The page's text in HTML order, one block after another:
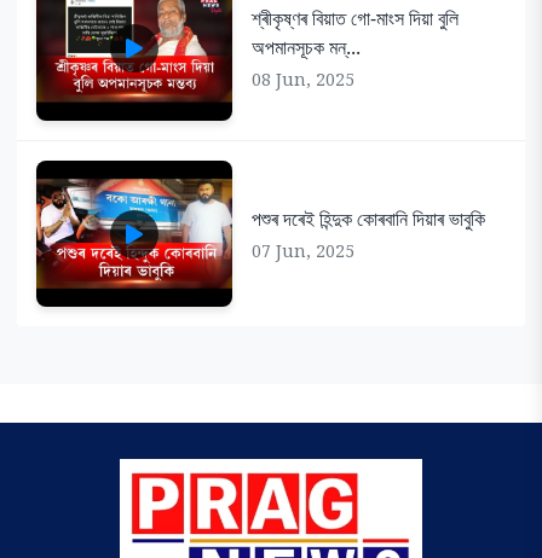
শ্ৰীকৃষ্ণৰ বিয়াত গো-মাংস দিয়া বুলি
অপমানসূচক মন্...
08 Jun, 2025
পশুৰ দৰেই হিন্দুক কোৰবানি দিয়াৰ ভাবুকি
07 Jun, 2025